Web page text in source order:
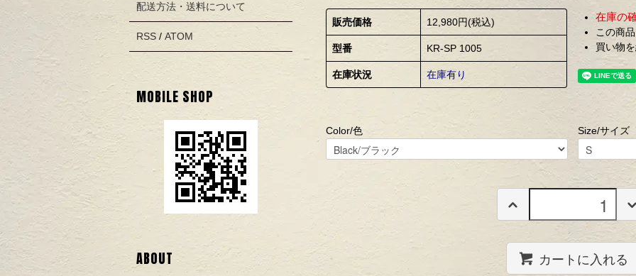
販売価格 12,980円(税込)
型番 KR-SP 1005
在庫状況 在庫有り
在庫の
この商
買い物
Color/色 Size/サイズ
カートに入れる
配送方法・送料について
RSS / ATOM
MOBILE SHOP
ABOUT